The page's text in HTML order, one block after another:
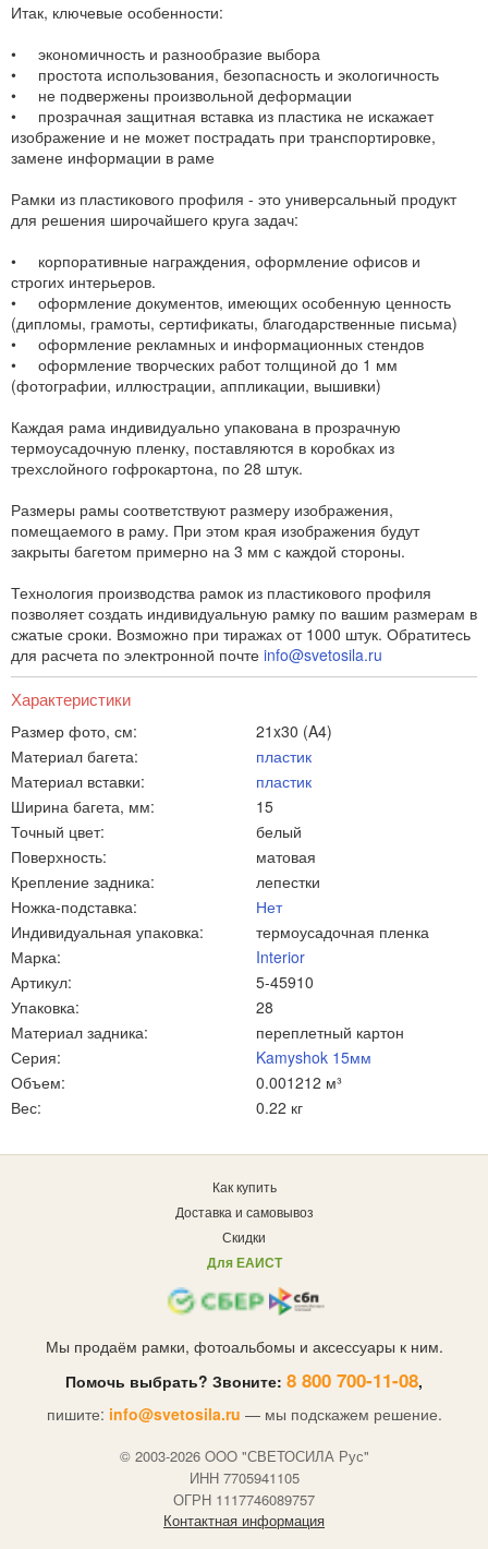
Итак, ключевые особенности:
• экономичность и разнообразие выбора
• простота использования, безопасность и экологичность
• не подвержены произвольной деформации
• прозрачная защитная вставка из пластика не искажает
изображение и не может пострадать при транспортировке,
замене информации в раме
Рамки из пластикового профиля - это универсальный продукт
для решения широчайшего круга задач:
• корпоративные награждения, оформление офисов и
строгих интерьеров.
• оформление документов, имеющих особенную ценность
(дипломы, грамоты, сертификаты, благодарственные письма)
• оформление рекламных и информационных стендов
• оформление творческих работ толщиной до 1 мм
(фотографии, иллюстрации, аппликации, вышивки)
Каждая рама индивидуально упакована в прозрачную
термоусадочную пленку, поставляются в коробках из
трехслойного гофрокартона, по 28 штук.
Размеры рамы соответствуют размеру изображения,
помещаемого в раму. При этом края изображения будут
закрыты багетом примерно на 3 мм с каждой стороны.
Технология производства рамок из пластикового профиля
позволяет создать индивидуальную рамку по вашим размерам в
сжатые сроки. Возможно при тиражах от 1000 штук. Обратитесь
для расчета по электронной почте info@svetosila.ru
Характеристики
Размер фото, см:
21x30 (A4)
Материал багета:
пластик
Материал вставки:
пластик
Ширина багета, мм:
15
Точный цвет:
белый
Поверхность:
матовая
Крепление задника:
лепестки
Ножка-подставка:
Нет
Индивидуальная упаковка:
термоусадочная пленка
Марка:
Interior
Артикул:
5-45910
Упаковка:
28
Материал задника:
переплетный картон
Серия:
Kamyshok 15мм
Объем:
0.001212 м³
Вес:
0.22 кг
Как купить
Доставка и самовывоз
Скидки
Для ЕАИСТ
Мы продаём рамки, фотоальбомы и аксессуары к ним.
Помочь выбрать? Звоните: 8 800 700-11-08,
пишите: info@svetosila.ru — мы подскажем решение.
© 2003-2026 OOO "СВЕТОСИЛА Рус"
ИНН 7705941105
ОГРН 1117746089757
Контактная информация